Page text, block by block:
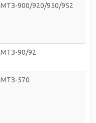
МТЗ-900/920/950/952
МТЗ-90/92
МТЗ-570